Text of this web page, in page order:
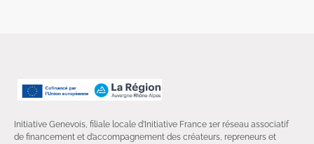
Initiative Genevois, filiale locale d’Initiative France 1er réseau associatif
de financement et d’accompagnement des créateurs, repreneurs et